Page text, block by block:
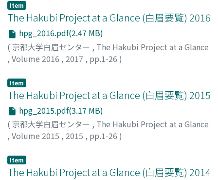
Item
The Hakubi Project at a Glance (白眉要覧) 2016
hpg_2016.pdf(2.47 MB)
( 京都大学白眉センター , The Hakubi Project at a Glance
, Volume 2016 , 2017 , pp.1-26 )
Item
The Hakubi Project at a Glance (白眉要覧) 2015
hpg_2015.pdf(3.17 MB)
( 京都大学白眉センター , The Hakubi Project at a Glance
, Volume 2015 , 2015 , pp.1-26 )
Item
The Hakubi Project at a Glance (白眉要覧) 2014